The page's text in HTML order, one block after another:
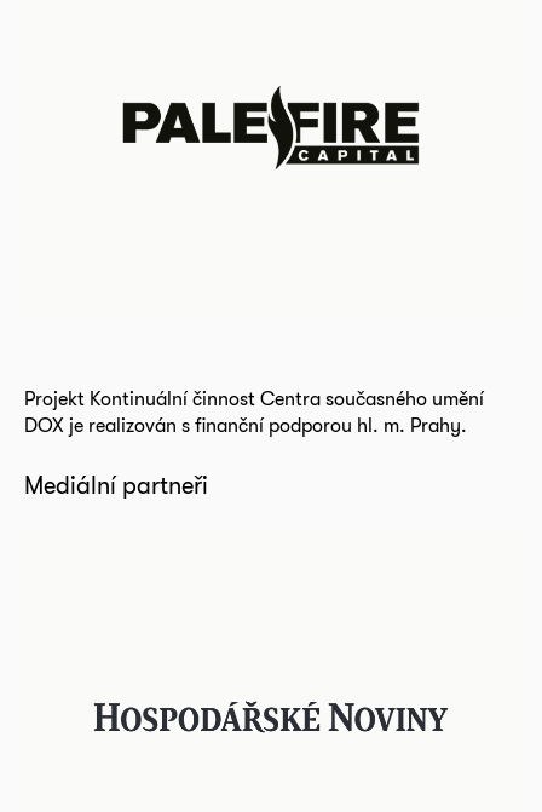
Projekt Kontinuální činnost Centra současného umění
DOX je realizován s finanční podporou hl. m. Prahy.
Mediální partneři